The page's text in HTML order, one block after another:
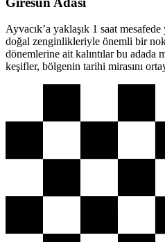
Ayvacık’a yaklaşık 1 saat
doğal zenginlikleriyle önemli bir
dönemlerine ait kalıntılar bu adada
keşifler, bölgenin tarihi mirasını